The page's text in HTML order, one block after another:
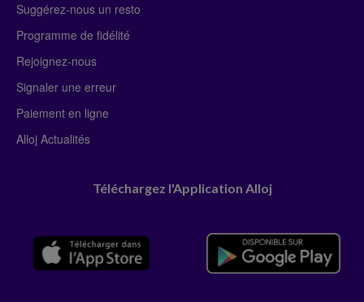
Suggérez-nous un resto
Programme de fidélité
Rejoignez-nous
Signaler une erreur
Paiement en ligne
Alloj Actualités
Téléchargez l'Application Alloj